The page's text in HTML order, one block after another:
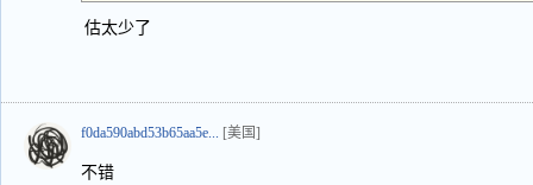
估太少了
f0da590abd53b65aa5e... [美国]
不错